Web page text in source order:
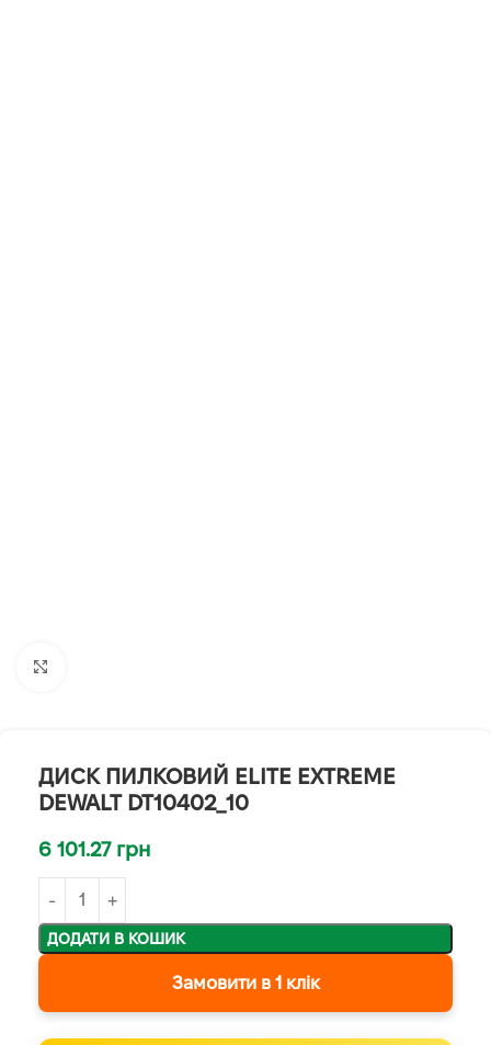
ДИСК ПИЛКОВИЙ ELITE EXTREME
DEWALT DT10402_10
6 101.27 грн
ДОДАТИ В КОШИК
Замовити в 1 клік